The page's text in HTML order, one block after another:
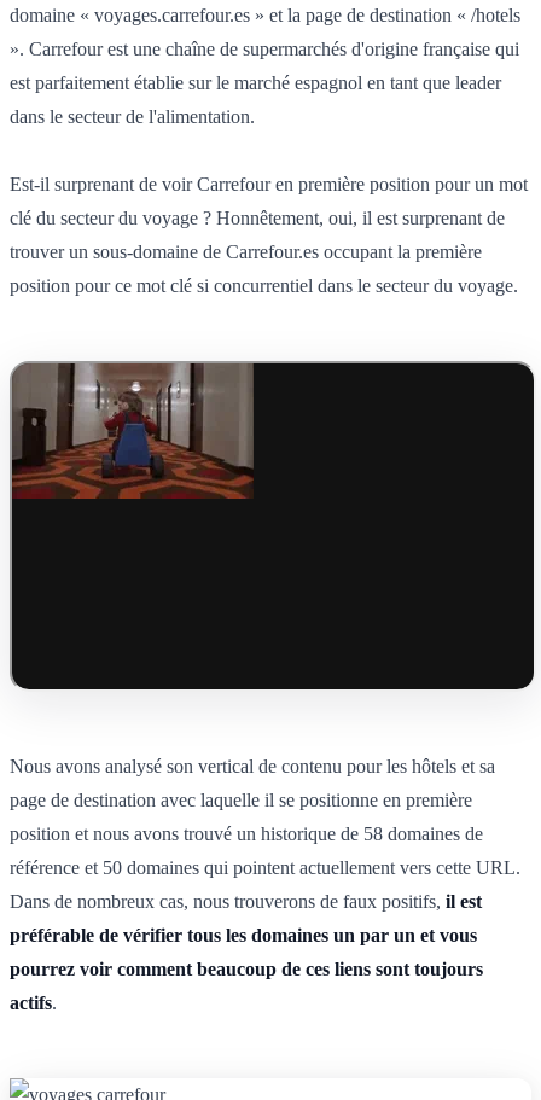
domaine « voyages.carrefour.es » et la page de destination « /hotels
». Carrefour est une chaîne de supermarchés d'origine française qui
est parfaitement établie sur le marché espagnol en tant que leader
dans le secteur de l'alimentation.
Est-il surprenant de voir Carrefour en première position pour un mot
clé du secteur du voyage ? Honnêtement, oui, il est surprenant de
trouver un sous-domaine de Carrefour.es occupant la première
position pour ce mot clé si concurrentiel dans le secteur du voyage.
Nous avons analysé son vertical de contenu pour les hôtels et sa
page de destination avec laquelle il se positionne en première
position et nous avons trouvé un historique de 58 domaines de
référence et 50 domaines qui pointent actuellement vers cette URL.
Dans de nombreux cas, nous trouverons de faux positifs, il est
préférable de vérifier tous les domaines un par un et vous
pourrez voir comment beaucoup de ces liens sont toujours
actifs.